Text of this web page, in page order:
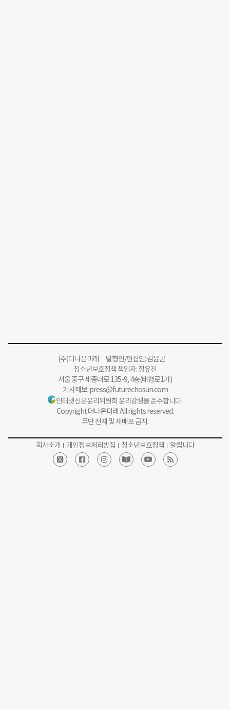
(주)더나은미래 발행인/편집인: 김윤곤
청소년보호정책 책임자: 정유진
서울 중구 세종대로 135-9, 4층(태평로1가)
기사제보:press@futurechosun.com
인터넷신문윤리위원회 윤리강령을 준수합니다.
Copyright 더나은미래 All rights reserved.
무단 전재 및 재배포 금지.
회사소개 개인정보처리방침 청소년보호정책 알립니다